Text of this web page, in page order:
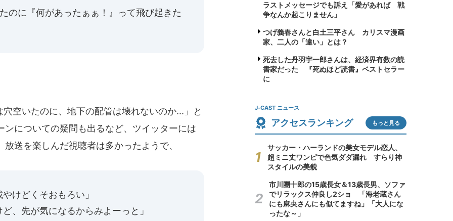
のに『何があったぁぁ！』って飛び起きた
空いたのに、地下の配管は壊れないのか...」と
についての疑問も出るなど、ツイッターには
送を楽しんだ視聴者は多かったようで、
けどくそおもろい」
、先が気になるからみよーっと」
ラストメッセージでも訴え「愛があれば 戦
争なんか起こりません」
つげ義春さんと白土三平さん カリスマ漫画
家、二人の「違い」とは？
死去した丹羽宇一郎さんは、経済界有数の読
書家だった 『死ぬほど読書』ベストセラー
に
J-CAST ニュース
アクセスランキング もっと見る
サッカー・ハーランドの美女モデル恋人、
超ミニ丈ワンピで色気ダダ漏れ すらり神
スタイルの美貌
市川團十郎の15歳長女＆13歳長男、ソファ
でリラックス仲良し2ショ 「海老蔵さん
にも麻央さんにも似てますね」「大人にな
ったな～」